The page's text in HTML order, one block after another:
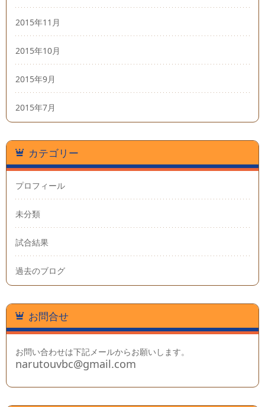
2015年11月
2015年10月
2015年9月
2015年7月
カテゴリー
プロフィール
未分類
試合結果
過去のブログ
お問合せ
お問い合わせは下記メールからお願いします。
narutouvbc@gmail.com